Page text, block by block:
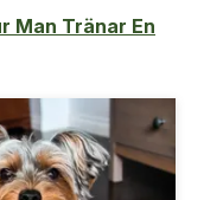
Man Tränar En